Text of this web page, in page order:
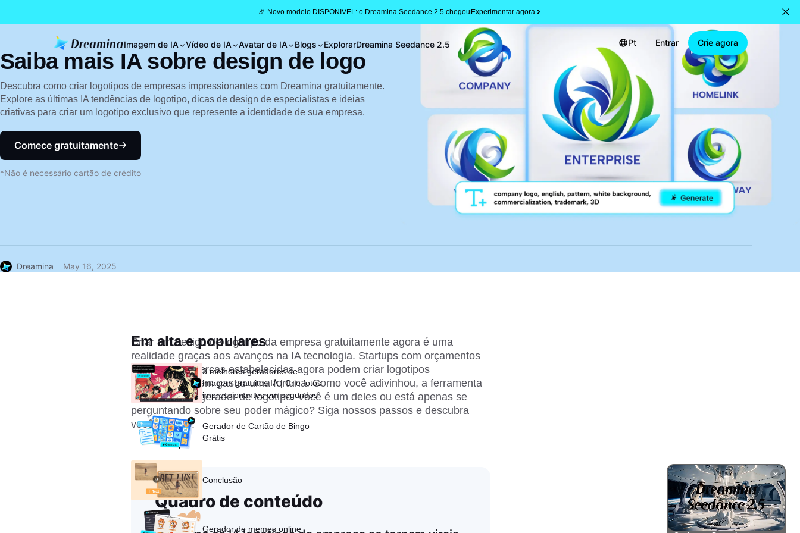
🎉 Novo modelo DISPONÍVEL: o Dreamina Seedance 2.5 chegouExperimentar agora
Imagem de IA Vídeo de IA Avatar de IA Blogs ExplorarDreamina Seedance 2.5 Pt Entrar Crie agora
Saiba mais IA sobre design de logo
Descubra como criar logotipos de empresas impressionantes com Dreamina gratuitamente.
Explore as últimas IA tendências de logotipo, dicas de design de especialistas e ideias
criativas para criar um logotipo exclusivo que represente a identidade de sua empresa.
Comece gratuitamente
*Não é necessário cartão de crédito
Dreamina May 16, 2025
Criar um design de logotipo da empresa gratuitamente agora é uma
realidade graças aos avanços na IA tecnologia. Startups com orçamentos
apertados e marcas estabelecidas agora podem criar logotipos
profissionais sem gastar uma fortuna. Como você adivinhou, a ferramenta
secreta é o IA gerador de logotipo. Você é um deles ou está apenas se
perguntando sobre seu poder mágico? Siga nossos passos e descubra
você mesmo.
Quadro de conteúdo
Em alta e populares
3 melhores geradores de
imagem gratuitos IA | Crie fotos
impressionantes em segundos
Gerador de Cartão de Bingo
Grátis
Conclusão
Gerador de memes online